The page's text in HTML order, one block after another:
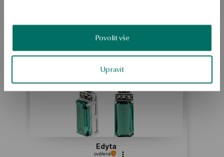
Povolit vše
Upravit
Možná by Vás mohly zajímat i jiné produkty
Jak sbíráme recenze?
Edyta
ověřené